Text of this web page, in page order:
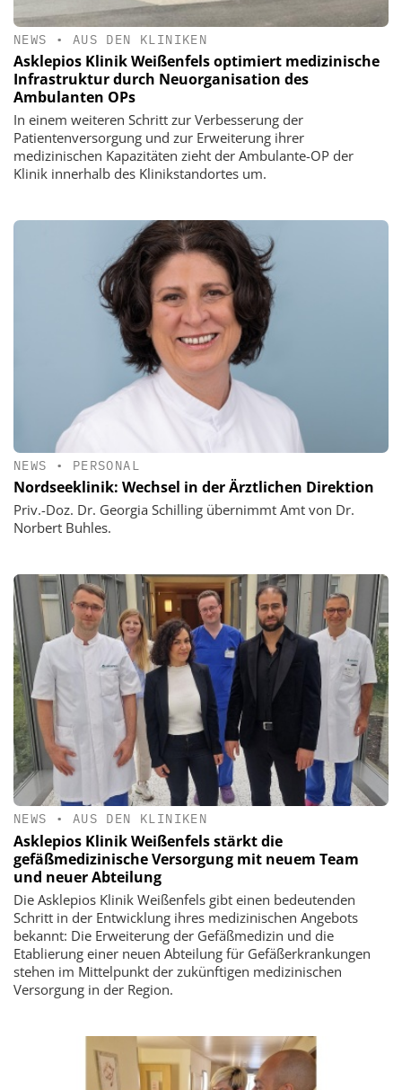
NEWS • AUS DEN KLINIKEN
Asklepios Klinik Weißenfels optimiert medizinische
Infrastruktur durch Neuorganisation des
Ambulanten OPs
In einem weiteren Schritt zur Verbesserung der
Patientenversorgung und zur Erweiterung ihrer
medizinischen Kapazitäten zieht der Ambulante-OP der
Klinik innerhalb des Klinikstandortes um.
NEWS • PERSONAL
Nordseeklinik: Wechsel in der Ärztlichen Direktion
Priv.-Doz. Dr. Georgia Schilling übernimmt Amt von Dr.
Norbert Buhles.
NEWS • AUS DEN KLINIKEN
Asklepios Klinik Weißenfels stärkt die
gefäßmedizinische Versorgung mit neuem Team
und neuer Abteilung
Die Asklepios Klinik Weißenfels gibt einen bedeutenden
Schritt in der Entwicklung ihres medizinischen Angebots
bekannt: Die Erweiterung der Gefäßmedizin und die
Etablierung einer neuen Abteilung für Gefäßerkrankungen
stehen im Mittelpunkt der zukünftigen medizinischen
Versorgung in der Region.